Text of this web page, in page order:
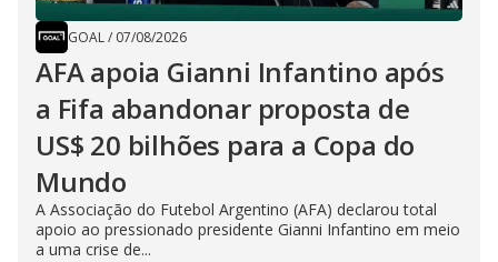
GOAL/ 07/08/2026
AFA apoia Gianni Infantino após
a Fifa abandonar proposta de
US$ 20 bilhões para a Copa do
Mundo
A Associação do Futebol Argentino (AFA) declarou total
apoio ao pressionado presidente Gianni Infantino em meio
a uma crise de...